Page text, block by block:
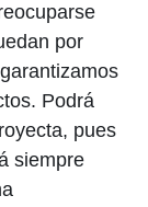
por
Podrá
pues
siempre